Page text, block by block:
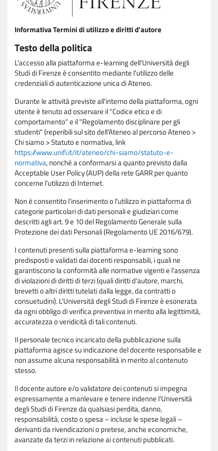
Informativa Termini di utilizzo e diritti d'autore
Testo della politica
L'accesso alla piattaforma e-learning dell'Università degli
Studi di Firenze è consentito mediante l'utilizzo delle
credenziali di autenticazione unica di Ateneo.
Durante le attività previste all'interno della piattaforma, ogni
utente è tenuto ad osservare il "Codice etico e di
comportamento" e il "Regolamento disciplinare per gli
studenti" (reperibili sul sito dell'Ateneo al percorso Ateneo >
Chi siamo > Statuto e normativa, link
https://www.unifi.it/it/ateneo/chi-siamo/statuto-e-
normativa, nonché a conformarsi a quanto previsto dalla
Acceptable User Policy (AUP) della rete GARR per quanto
concerne l'utilizzo di Internet.
Non è consentito l'inserimento o l'utilizzo in piattaforma di
categorie particolari di dati personali e giudiziari come
descritti agli art. 9 e 10 del Regolamento Generale sulla
Protezione dei dati Personali (Regolamento UE 2016/679).
I contenuti presenti sulla piattaforma e-learning sono
predisposti e validati dai docenti responsabili, i quali ne
garantiscono la conformità alle normative vigenti e l'assenza
di violazioni di diritti di terzi (quali diritti d'autore, marchi,
brevetti o altri diritti tutelati dalla legge, da contratti o
consuetudini). L'Università degli Studi di Firenze è esonerata
da ogni obbligo di verifica preventiva in merito alla legittimità,
accuratezza o veridicità di tali contenuti.
Il personale tecnico incaricato della pubblicazione sulla
piattaforma agisce su indicazione del docente responsabile e
non assume alcuna responsabilità in merito al contenuto
stesso.
Il docente autore e/o validatore dei contenuti si impegna
espressamente a manlevare e tenere indenne l'Università
degli Studi di Firenze da qualsiasi perdita, danno,
responsabilità, costo o spesa – incluse le spese legali –
derivanti da rivendicazioni o pretese, anche economiche,
avanzate da terzi in relazione ai contenuti pubblicati.